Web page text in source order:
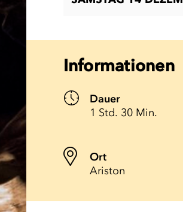
Informationen
Dauer
1 Std. 30 Min.
Ort
Ariston